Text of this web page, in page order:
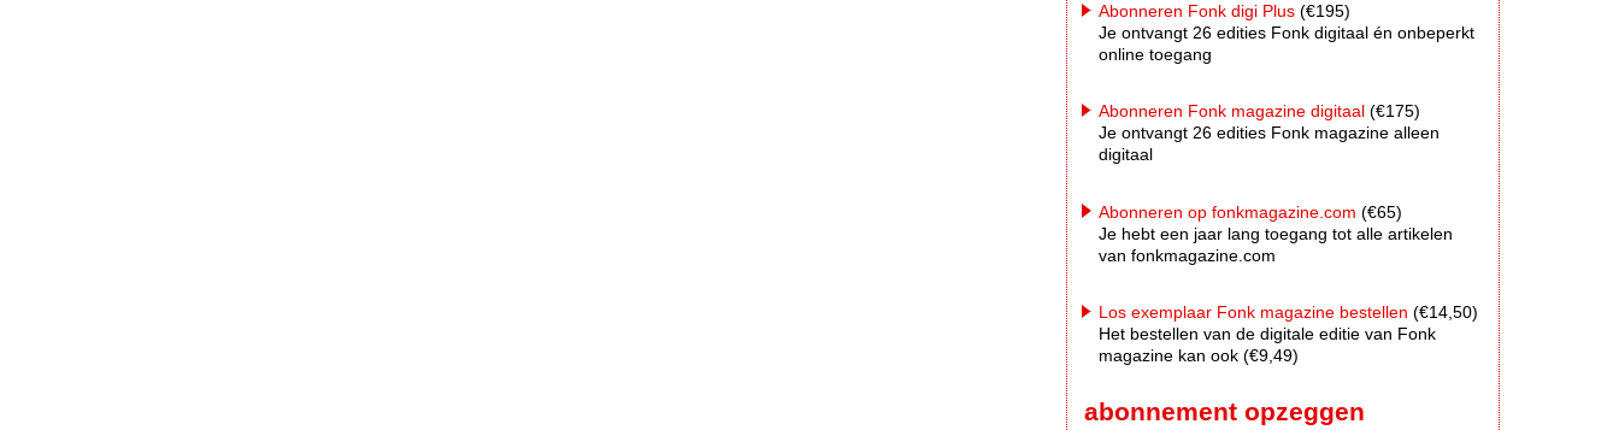
Abonneren Fonk digi Plus (€195)
Je ontvangt 26 edities Fonk digitaal én onbeperkt
online toegang
Abonneren Fonk magazine digitaal (€175)
Je ontvangt 26 edities Fonk magazine alleen
digitaal
Abonneren op fonkmagazine.com (€65)
Je hebt een jaar lang toegang tot alle artikelen
van fonkmagazine.com
Los exemplaar Fonk magazine bestellen (€14,50)
Het bestellen van de digitale editie van Fonk
magazine kan ook (€9,49)
abonnement opzeggen